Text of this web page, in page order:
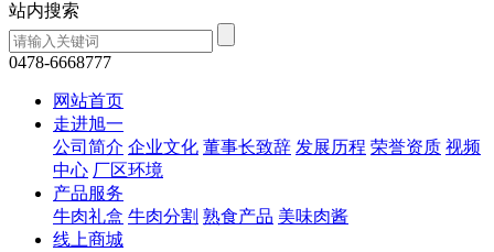
站内搜索
0478-6668777
网站首页
走进旭一
公司简介 企业文化 董事长致辞 发展历程 荣誉资质 视频
中心 厂区环境
产品服务
牛肉礼盒 牛肉分割 熟食产品 美味肉酱
线上商城